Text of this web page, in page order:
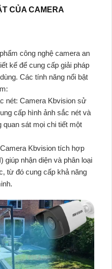
CỦA CAMERA
công nghệ camera an
kế để cung cấp giải pháp
Các tính năng nổi bật
nét: Camera Kbvision sử
cấp hình ảnh sắc nét và
quan sát mọi chi tiết một
Kbvision tích hợp
giúp nhận diện và phân loại
từ đó cung cấp khả năng